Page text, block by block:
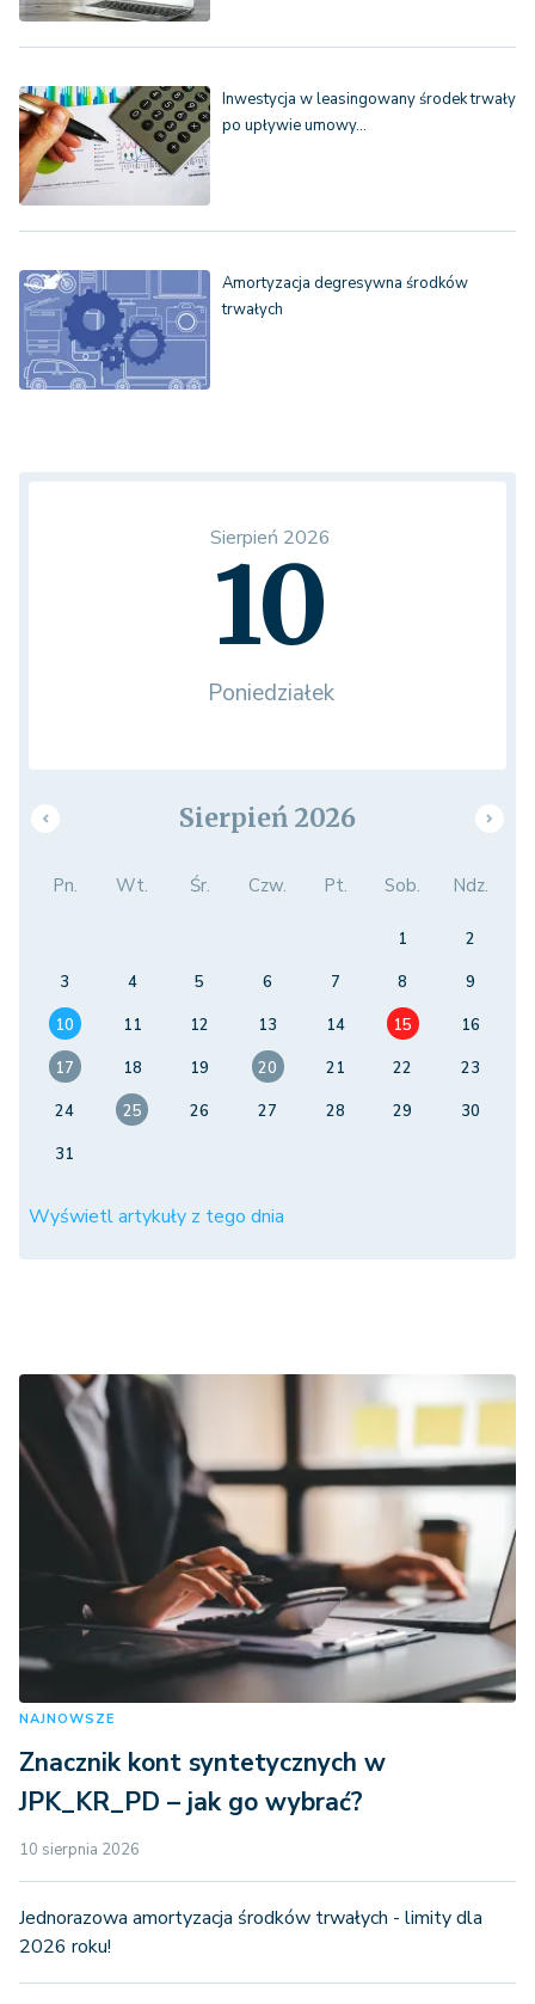
Inwestycja w leasingowany środek trwały
po upływie umowy…
Amortyzacja degresywna środków
trwałych
Sierpień 2026
10
Poniedziałek
Sierpień 2026
Pn. Wt. Śr. Czw. Pt. Sob. Ndz.
1
2
3
4 5 6 7 8
9
10
11 12 13 14 15
16
17
18 19 20 21 22
23
24
25 26 27 28 29
30
31
Wyświetl artykuły z tego dnia
NAJNOWSZE
Znacznik kont syntetycznych w
JPK_KR_PD – jak go wybrać?
10 sierpnia 2026
Jednorazowa amortyzacja środków trwałych - limity dla
2026 roku!